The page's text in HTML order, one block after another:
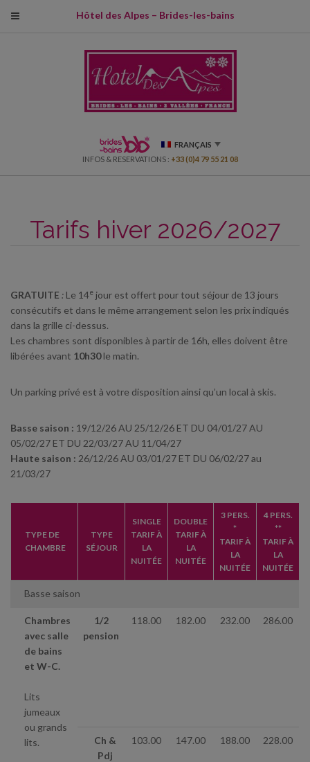
Hôtel des Alpes – Brides-les-bains
FRANÇAIS
INFOS & RESERVATIONS : +33 (0)4 79 55 21 08
Tarifs hiver 2026/2027
GRATUITE : Le 14e jour est offert pour tout séjour de 13 jours
consécutifs et dans le même arrangement selon les prix indiqués
dans la grille ci-dessus.
Les chambres sont disponibles à partir de 16h, elles doivent être
libérées avant 10h30le matin.
Un parking privé est à votre disposition ainsi qu’un local à skis.
Basse saison : 19/12/26 AU 25/12/26 ET DU 04/01/27 AU
05/02/27 ET DU 22/03/27 AU 11/04/27
Haute saison : 26/12/26 AU 03/01/27 ET DU 06/02/27 au
21/03/27
TYPE DE
CHAMBRE
TYPE
SÉJOUR
SINGLE
TARIF À
LA
NUITÉE
DOUBLE
TARIF À
LA
NUITÉE
3 PERS.
*
TARIF À
LA
NUITÉE
4 PERS.
**
TARIF À
LA
NUITÉE
Basse saison
Chambres
avec salle
de bains
et W-C.
Lits
jumeaux
ou grands
lits.
1/2
pension
118.00 182.00 232.00 286.00
Ch &
Pdj
103.00 147.00 188.00 228.00